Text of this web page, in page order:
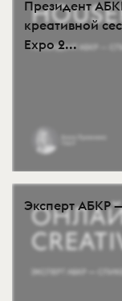
Президент
креативной
Expo 2...
Эксперт АБКР —